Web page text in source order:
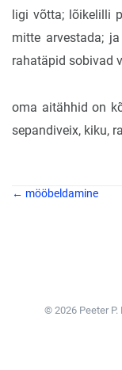
ligi võtta; lõikelilli
mitte arvestada;
rahatäpid sobivad
oma aitähhid on
sepandiveix, kiku,
← mööbeldamine
© 2026 Peeter